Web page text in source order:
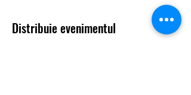
Distribuie evenimentul